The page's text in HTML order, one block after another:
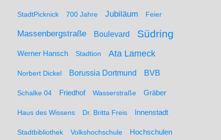
StadtPicknick 700 Jahre Jubiläum Feier
Massenbergstraße Boulevard Südring
Werner Hansch Stadtion Ata Lameck
Norbert Dickel Borussia Dortmund BVB
Schalke 04 Friedhof Wasserstraße Gräber
Haus des Wissens Dr. Britta Freis Innenstadt
Stadtbibliothek Volkshochschule Hochschulen